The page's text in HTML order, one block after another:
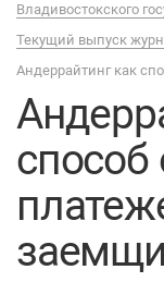
Владивостокского
Текущий выпуск
Андеррайтинг как
способ